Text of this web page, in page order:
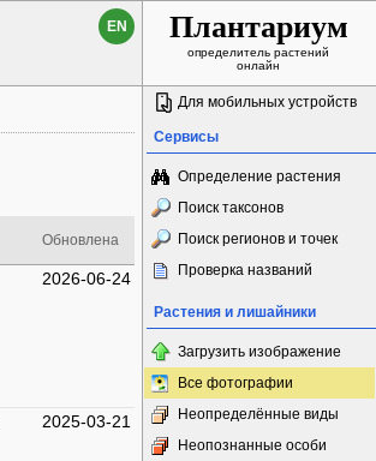
EN Плантариум
определитель растений
онлайн
Обновлена
2026-06-24
2025-03-21
Для мобильных устройств
Сервисы
Определение растения
Поиск таксонов
Поиск регионов и точек
Проверка названий
Растения и лишайники
Загрузить изображение
Все фотографии
Неопределённые виды
Неопознанные особи